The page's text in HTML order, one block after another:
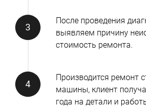
После проведения
выявляем причину
стоимость ремонта.
Производится ремонт
машины, клиент
года на детали и